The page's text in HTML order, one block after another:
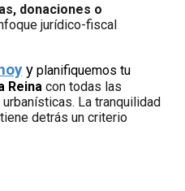
donaciones o
jurídico-fiscal
y planifiquemos tu
Reinacon todas las
La tranquilidad
detrás un criterio